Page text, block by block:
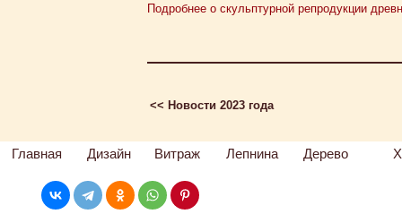
Подробнее о скульптурной репродукции
<< Новости 2023 года
Главная Дизайн Витраж Лепнина Дерево